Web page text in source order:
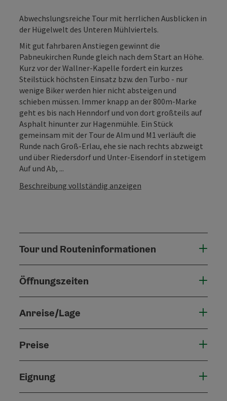
Abwechslungsreiche Tour mit herrlichen Ausblicken in
der Hügelwelt des Unteren Mühlviertels.
Mit gut fahrbaren Anstiegen gewinnt die
Pabneukirchen Runde gleich nach dem Start an Höhe.
Kurz vor der Wallner-Kapelle fordert ein kurzes
Steilstück höchsten Einsatz bzw. den Turbo - nur
wenige Biker werden hier nicht absteigen und
schieben müssen. Immer knapp an der 800m-Marke
geht es bis nach Henndorf und von dort großteils auf
Asphalt hinunter zur Hagenmühle. Ein Stück
gemeinsam mit der Tour de Alm und M1 verläuft die
Runde nach Groß-Erlau, ehe sie nach rechts abzweigt
und über Riedersdorf und Unter-Eisendorf in stetigem
Auf und Ab, ...
Beschreibung vollständig anzeigen
Tour und Routeninformationen
Öffnungszeiten
Anreise/Lage
Preise
Eignung